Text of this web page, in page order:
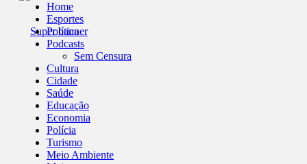
Home
Esportes
Política
Podcasts
Sem Censura
Cultura
Cidade
Saúde
Educação
Economia
Polícia
Turismo
Meio Ambiente